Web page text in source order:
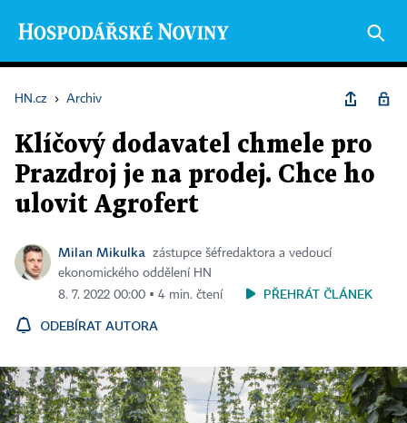
HN.cz › Archiv
Klíčový dodavatel chmele pro
Prazdroj je na prodej. Chce ho
ulovit Agrofert
Milan Mikulka
zástupce šéfredaktora a vedoucí
ekonomického oddělení HN
8. 7. 2022 00:00 ▪ 4 min. čtení
PŘEHRÁT ČLÁNEK
ODEBÍRAT AUTORA